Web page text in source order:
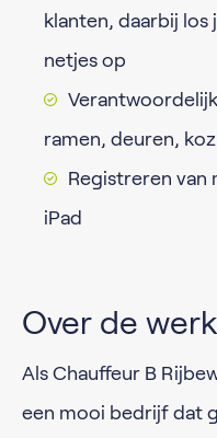
klanten, daarbij
netjes op
ramen, deuren,
Registreren van
iPad
Over de
Als Chauffeur B
een mooi bedrijf dat